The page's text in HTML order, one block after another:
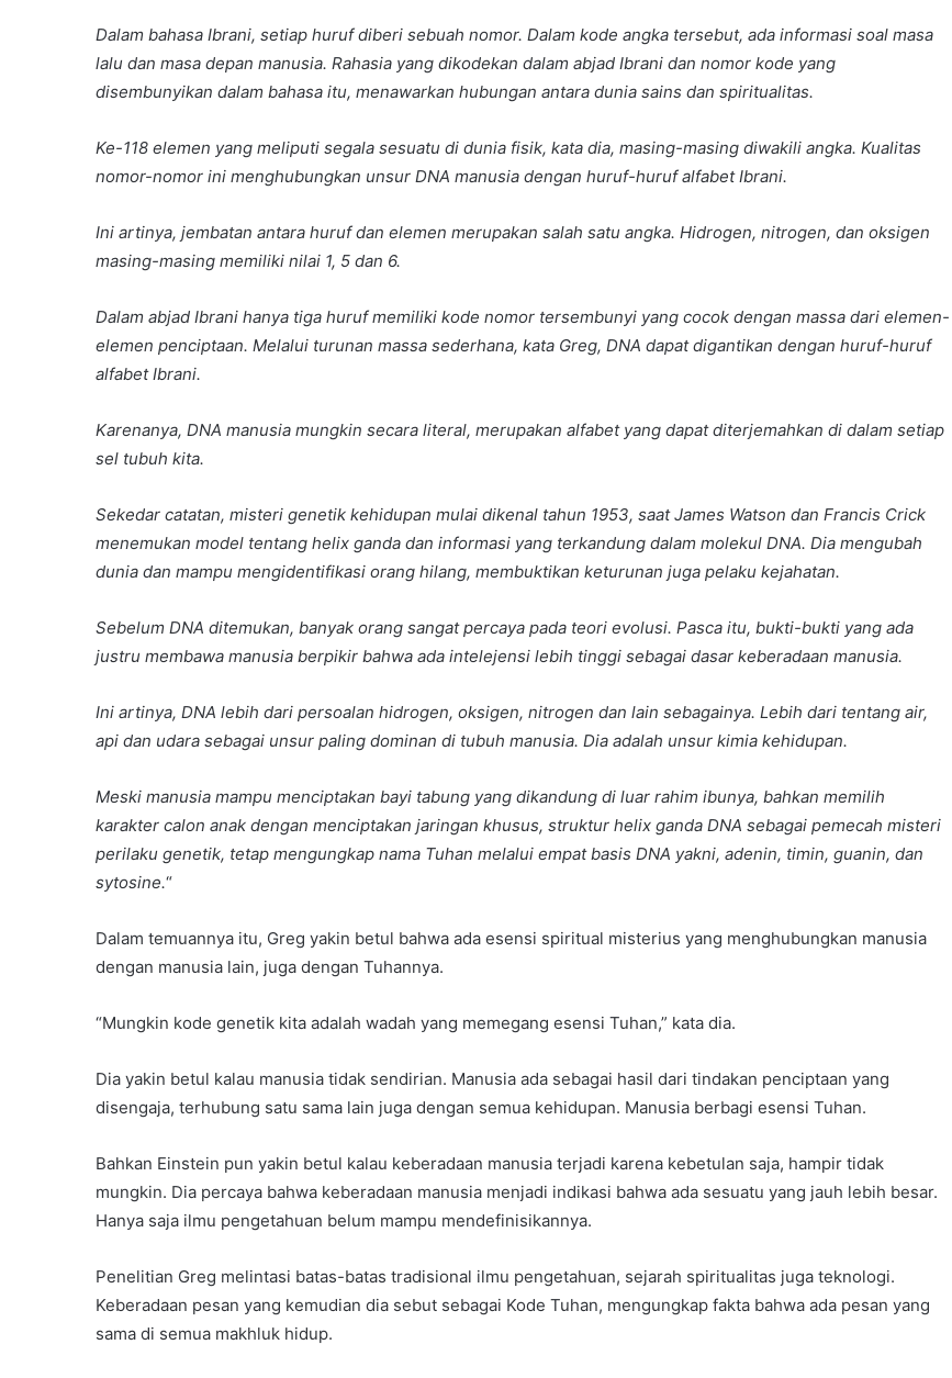
Dalam bahasa Ibrani, setiap huruf diberi sebuah nomor. Dalam kode angka tersebut, ada informasi soal masa
lalu dan masa depan manusia. Rahasia yang dikodekan dalam abjad Ibrani dan nomor kode yang
disembunyikan dalam bahasa itu, menawarkan hubungan antara dunia sains dan spiritualitas.
Ke-118 elemen yang meliputi segala sesuatu di dunia fisik, kata dia, masing-masing diwakili angka. Kualitas
nomor-nomor ini menghubungkan unsur DNA manusia dengan huruf-huruf alfabet Ibrani.
Ini artinya, jembatan antara huruf dan elemen merupakan salah satu angka. Hidrogen, nitrogen, dan oksigen
masing-masing memiliki nilai 1, 5 dan 6.
Dalam abjad Ibrani hanya tiga huruf memiliki kode nomor tersembunyi yang cocok dengan massa dari elemen-
elemen penciptaan. Melalui turunan massa sederhana, kata Greg, DNA dapat digantikan dengan huruf-huruf
alfabet Ibrani.
Karenanya, DNA manusia mungkin secara literal, merupakan alfabet yang dapat diterjemahkan di dalam setiap
sel tubuh kita.
Sekedar catatan, misteri genetik kehidupan mulai dikenal tahun 1953, saat James Watson dan Francis Crick
menemukan model tentang helix ganda dan informasi yang terkandung dalam molekul DNA. Dia mengubah
dunia dan mampu mengidentifikasi orang hilang, membuktikan keturunan juga pelaku kejahatan.
Sebelum DNA ditemukan, banyak orang sangat percaya pada teori evolusi. Pasca itu, bukti-bukti yang ada
justru membawa manusia berpikir bahwa ada intelejensi lebih tinggi sebagai dasar keberadaan manusia.
Ini artinya, DNA lebih dari persoalan hidrogen, oksigen, nitrogen dan lain sebagainya. Lebih dari tentang air,
api dan udara sebagai unsur paling dominan di tubuh manusia. Dia adalah unsur kimia kehidupan.
Meski manusia mampu menciptakan bayi tabung yang dikandung di luar rahim ibunya, bahkan memilih
karakter calon anak dengan menciptakan jaringan khusus, struktur helix ganda DNA sebagai pemecah misteri
perilaku genetik, tetap mengungkap nama Tuhan melalui empat basis DNA yakni, adenin, timin, guanin, dan
sytosine.“
Dalam temuannya itu, Greg yakin betul bahwa ada esensi spiritual misterius yang menghubungkan manusia
dengan manusia lain, juga dengan Tuhannya.
“Mungkin kode genetik kita adalah wadah yang memegang esensi Tuhan,” kata dia.
Dia yakin betul kalau manusia tidak sendirian. Manusia ada sebagai hasil dari tindakan penciptaan yang
disengaja, terhubung satu sama lain juga dengan semua kehidupan. Manusia berbagi esensi Tuhan.
Bahkan Einstein pun yakin betul kalau keberadaan manusia terjadi karena kebetulan saja, hampir tidak
mungkin. Dia percaya bahwa keberadaan manusia menjadi indikasi bahwa ada sesuatu yang jauh lebih besar.
Hanya saja ilmu pengetahuan belum mampu mendefinisikannya.
Penelitian Greg melintasi batas-batas tradisional ilmu pengetahuan, sejarah spiritualitas juga teknologi.
Keberadaan pesan yang kemudian dia sebut sebagai Kode Tuhan, mengungkap fakta bahwa ada pesan yang
sama di semua makhluk hidup.